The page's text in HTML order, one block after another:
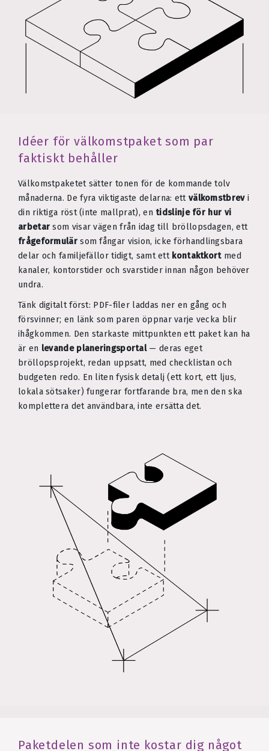
Idéer för välkomstpaket som par
faktiskt behåller
Välkomstpaketet sätter tonen för de kommande tolv
månaderna. De fyra viktigaste delarna: ett välkomstbrevi
din riktiga röst (inte mallprat), en tidslinje för hur vi
arbetar som visar vägen från idag till bröllopsdagen, ett
frågeformulärsom fångar vision, icke förhandlingsbara
delar och familjefällor tidigt, samt ett kontaktkortmed
kanaler, kontorstider och svarstider innan någon behöver
undra.
Tänk digitalt först: PDF-filer laddas ner en gång och
försvinner; en länk som paren öppnar varje vecka blir
ihågkommen. Den starkaste mittpunkten ett paket kan ha
är en levande planeringsportal— deras eget
bröllopsprojekt, redan uppsatt, med checklistan och
budgeten redo. En liten fysisk detalj (ett kort, ett ljus,
lokala sötsaker) fungerar fortfarande bra, men den ska
komplettera det användbara, inte ersätta det.
Paketdelen som inte kostar dig något